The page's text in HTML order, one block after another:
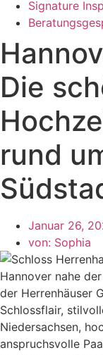
Signature
Die
rund
Januar 26,
von: Sophia